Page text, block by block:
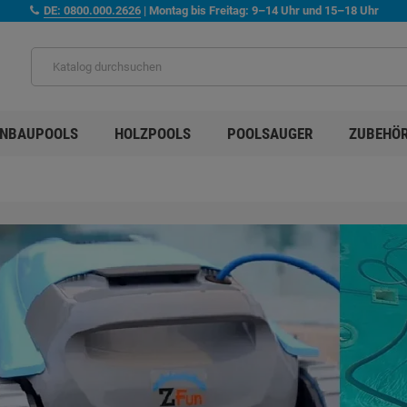
DE: 0800.000.2626| Montag bis Freitag: 9–14 Uhr und 15–18 Uhr
HOLZPOOLS POOLSAUGER